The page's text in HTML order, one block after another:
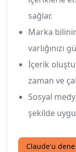
sağlar.
Marka
varlığınızı
İçerik
zaman ve
Sosyal
şekilde
Claude'u dene